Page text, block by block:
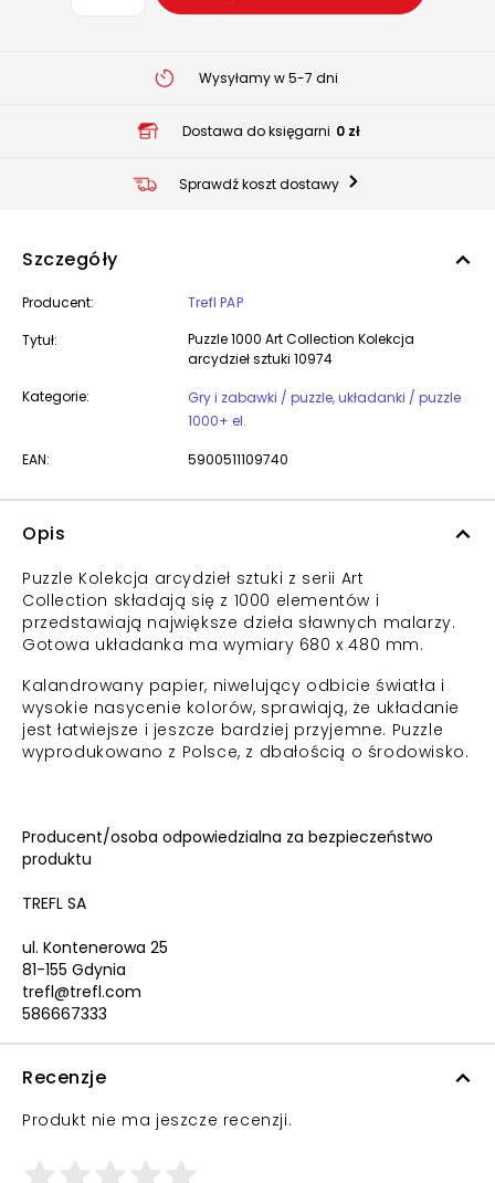
Wysyłamy w 5-7 dni
Dostawa do księgarni 0 zł
Sprawdź koszt dostawy
Szczegóły
Producent:
Trefl PAP
Tytuł:
Puzzle 1000 Art Collection Kolekcja
arcydzieł sztuki 10974
Kategorie:
Gry i zabawki / puzzle, układanki / puzzle
1000+ el.
EAN: 5900511109740
Opis
Puzzle Kolekcja arcydzieł sztuki z serii Art
Collection składają się z 1000 elementów i
przedstawiają największe dzieła sławnych malarzy.
Gotowa układanka ma wymiary 680 x 480 mm.
Kalandrowany papier, niwelujący odbicie światła i
wysokie nasycenie kolorów, sprawiają, że układanie
jest łatwiejsze i jeszcze bardziej przyjemne. Puzzle
wyprodukowano z Polsce, z dbałością o środowisko.
Producent/osoba odpowiedzialna za bezpieczeństwo
produktu
TREFL SA
ul. Kontenerowa 25
81-155 Gdynia
trefl@trefl.com
586667333
Recenzje
Produkt nie ma jeszcze recenzji.